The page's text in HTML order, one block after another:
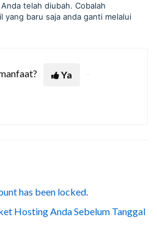
telah diubah. Cobalah
yang baru saja anda ganti melalui
Ya
has been locked.
Hosting Anda Sebelum Tanggal